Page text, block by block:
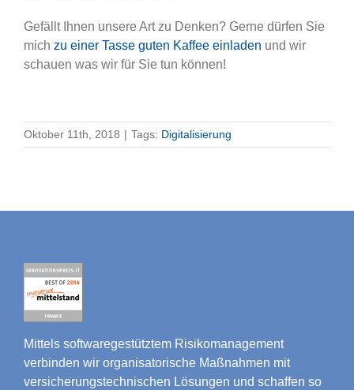
Gefällt Ihnen unsere Art zu Denken? Gerne dürfen Sie
mich zu einer Tasse guten Kaffee einladen und wir
schauen was wir für Sie tun können!
Oktober 11th, 2018 | Tags: Digitalisierung
Mittels softwaregestütztem Risikomanagement
verbinden wir organisatorische Maßnahmen mit
versicherungstechnischen Lösungen und schaffen so